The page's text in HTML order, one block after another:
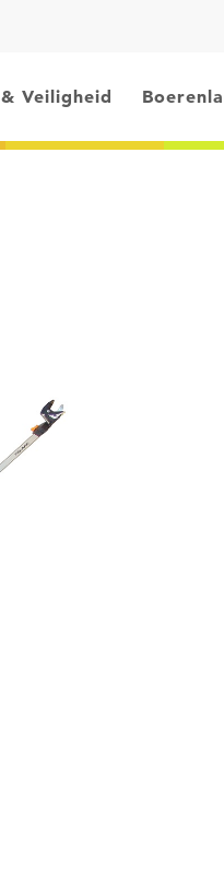
Veiligheid
Om deze pagina